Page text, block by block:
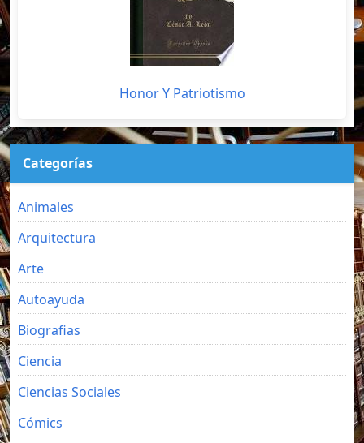
Honor Y Patriotismo
Categorías
Animales
Arquitectura
Arte
Autoayuda
Biografias
Ciencia
Ciencias Sociales
Cómics